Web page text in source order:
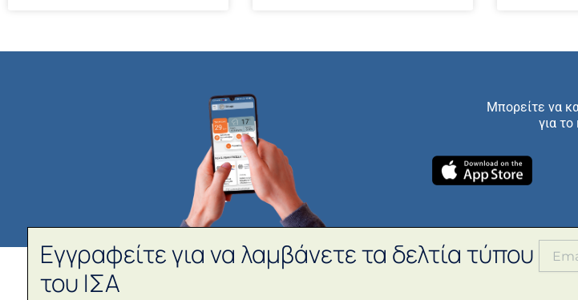
Μπορείτε να
για
Εγγραφείτε για να λαμβάνετε τα δελτία τύπου
του ΙΣΑ